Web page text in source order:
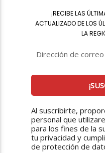
¡RECIBE LAS
ACTUALIZADO DE LOS
LA
Al suscribirte,
personal que
para los fines de la
tu privacidad y
de protección de